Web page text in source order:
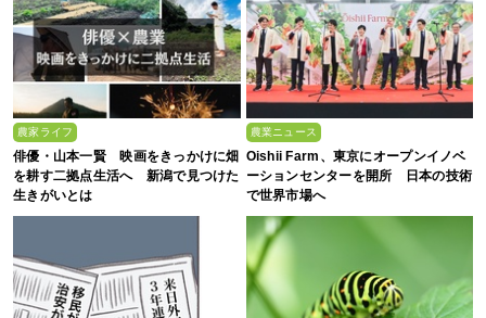
農家ライフ
俳優・山本一賢 映画をきっかけに畑
を耕す二拠点生活へ 新潟で見つけた
生きがいとは
農業ニュース
Oishii Farm、東京にオープンイノベ
ーションセンターを開所 日本の技術
で世界市場へ